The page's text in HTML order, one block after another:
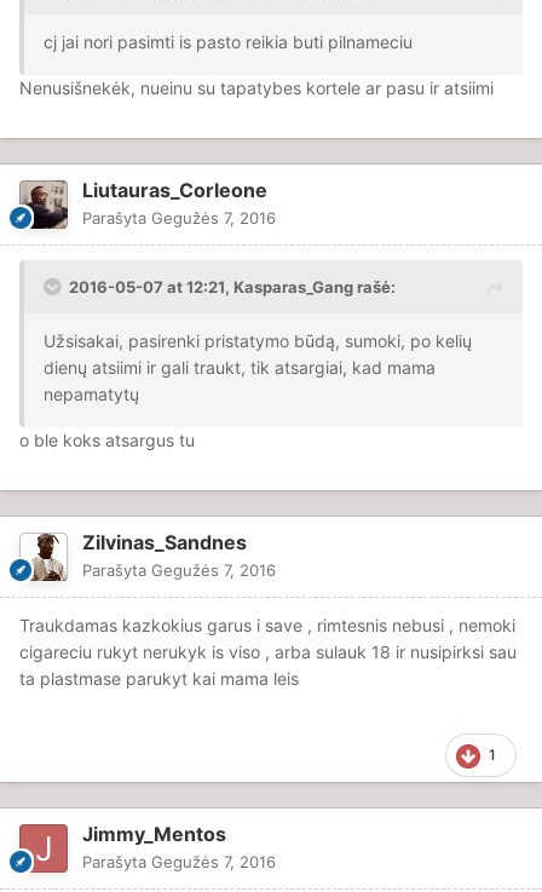
cj jai nori pasimti is pasto reikia buti pilnameciu
Nenusišnekėk, nueinu su tapatybes kortele ar pasu ir atsiimi
Liutauras_Corleone
Parašyta Gegužės 7, 2016
2016-05-07 at 12:21, Kasparas_Gang rašė:
Užsisakai, pasirenki pristatymo būdą, sumoki, po kelių
dienų atsiimi ir gali traukt, tik atsargiai, kad mama
nepamatytų
o ble koks atsargus tu
Zilvinas_Sandnes
Parašyta Gegužės 7, 2016
Traukdamas kazkokius garus i save , rimtesnis nebusi , nemoki
cigareciu rukyt nerukyk is viso , arba sulauk 18 ir nusipirksi sau
ta plastmase parukyt kai mama leis
1
Jimmy_Mentos
Parašyta Gegužės 7, 2016